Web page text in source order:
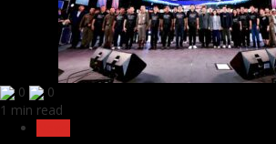
0
0
1 min read